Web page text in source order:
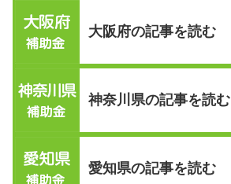
大阪府の記事を読む
神奈川県の記事を読む
愛知県の記事を読む